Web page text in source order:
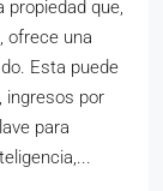
propiedad que,
ofrece una
Esta puede
ingresos por
para